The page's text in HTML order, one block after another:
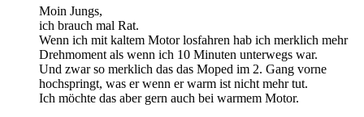
Moin Jungs,
ich brauch mal Rat.
Wenn ich mit kaltem Motor losfahren hab ich merklich mehr
Drehmoment als wenn ich 10 Minuten unterwegs war.
Und zwar so merklich das das Moped im 2. Gang vorne
hochspringt, was er wenn er warm ist nicht mehr tut.
Ich möchte das aber gern auch bei warmem Motor.